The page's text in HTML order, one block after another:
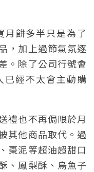
月餅多半只是為了
，加上過節氣氛逐
。除了公司行號會
已經不太會主動購
禮也不再侷限於月
其他商品取代。過
棗泥等超油超甜口
、鳳梨酥、烏魚子